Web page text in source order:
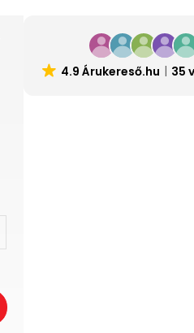
4.9 Árukereső.hu 35